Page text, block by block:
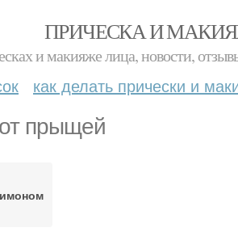
ПРИЧЕСКА И
и макияже лица, новости,
как делать прически и
прыщей